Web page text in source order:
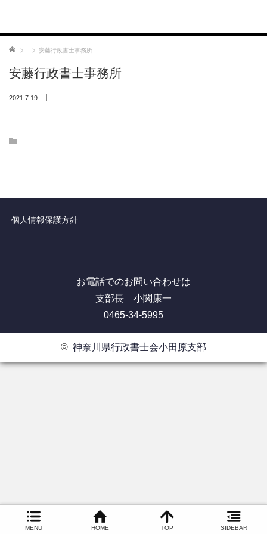
ホーム 安藤行政書士事務所
安藤行政書士事務所
2021.7.19
個人情報保護方針
お電話でのお問い合わせは
支部長 小関康一
0465-34-5995
MENU HOME TOP SIDEBAR
© 神奈川県行政書士会小田原支部